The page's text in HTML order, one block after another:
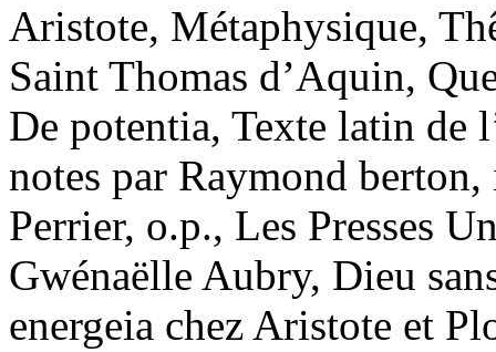
Aristote, Métaphysique,
Saint Thomas d’Aquin,
De potentia, Texte latin
notes par Raymond
Perrier, o.p., Les Presses
Gwénaëlle Aubry, Dieu
energeia chez Aristote et